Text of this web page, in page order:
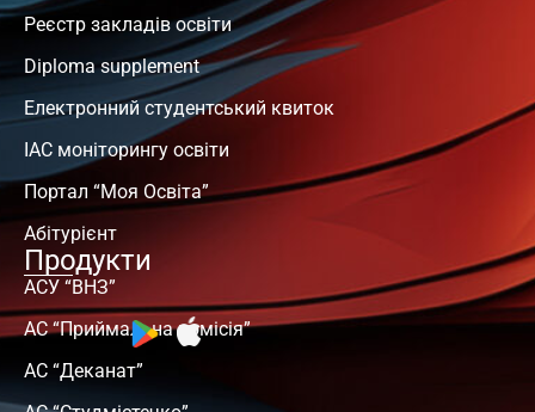
Реєстр закладів освіти
Diploma supplement
Електронний студентський квиток
ІАС моніторингу освіти
Портал “Моя Освіта”
Абітурієнт
Продукти
АСУ “ВНЗ”
АС “Приймальна комісія”
АС “Деканат”